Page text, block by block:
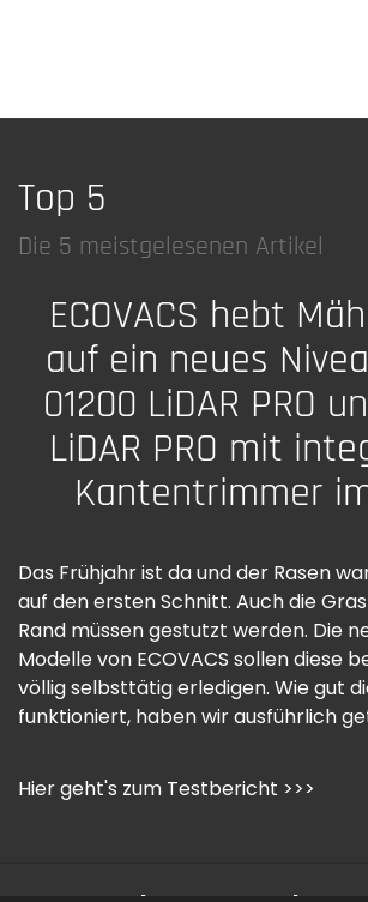
Top 5
Die 5 meistgelesenen Artikel
ECOVACS hebt
auf ein neues
01200 LiDAR PRO
LiDAR PRO mit
Kantentrimmer
Das Frühjahr ist da und der Rasen
auf den ersten Schnitt. Auch die
Rand müssen gestutzt werden. Die
Modelle von ECOVACS sollen diese
völlig selbsttätig erledigen. Wie gut
funktioniert, haben wir ausführlich
Hier geht's zum Testbericht >>>